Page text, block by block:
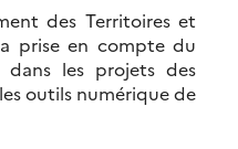
des Territoires et
prise en compte du
dans les projets des
outils numérique de